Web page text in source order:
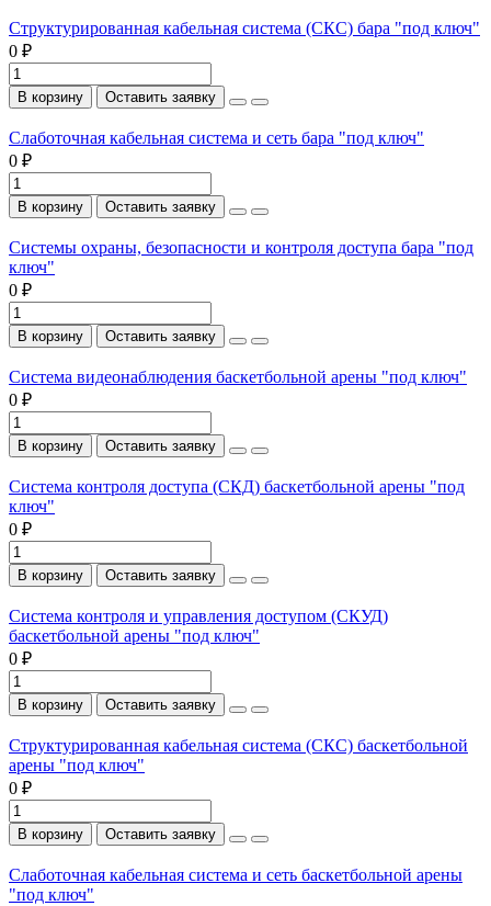
Структурированная кабельная система (СКС) бара "под ключ"
0 ₽
В корзину Оставить заявку
Слаботочная кабельная система и сеть бара "под ключ"
0 ₽
В корзину Оставить заявку
Системы охраны, безопасности и контроля доступа бара "под
ключ"
0 ₽
В корзину Оставить заявку
Система видеонаблюдения баскетбольной арены "под ключ"
0 ₽
В корзину Оставить заявку
Система контроля доступа (СКД) баскетбольной арены "под
ключ"
0 ₽
В корзину Оставить заявку
Система контроля и управления доступом (СКУД)
баскетбольной арены "под ключ"
0 ₽
В корзину Оставить заявку
Структурированная кабельная система (СКС) баскетбольной
арены "под ключ"
0 ₽
В корзину Оставить заявку
Слаботочная кабельная система и сеть баскетбольной арены
"под ключ"